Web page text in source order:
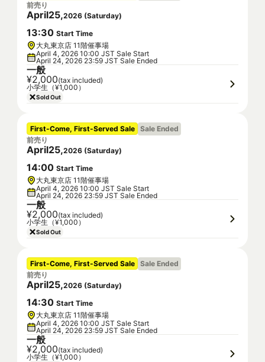
前売り
April25,2026 (Saturday)
13:30 Start Time
大丸東京店 11階催事場
April 4, 2026 10:00 JST Sale Start
April 24, 2026 23:59 JST Sale Ended
一般
¥2,000(tax included)
小学生（¥1,000）
Sold Out
First-Come, First-Served Sale Sale Ended
前売り
April25,2026 (Saturday)
14:00 Start Time
大丸東京店 11階催事場
April 4, 2026 10:00 JST Sale Start
April 24, 2026 23:59 JST Sale Ended
一般
¥2,000(tax included)
小学生（¥1,000）
Sold Out
First-Come, First-Served Sale Sale Ended
前売り
April25,2026 (Saturday)
14:30 Start Time
大丸東京店 11階催事場
April 4, 2026 10:00 JST Sale Start
April 24, 2026 23:59 JST Sale Ended
一般
¥2,000(tax included)
小学生（¥1,000）